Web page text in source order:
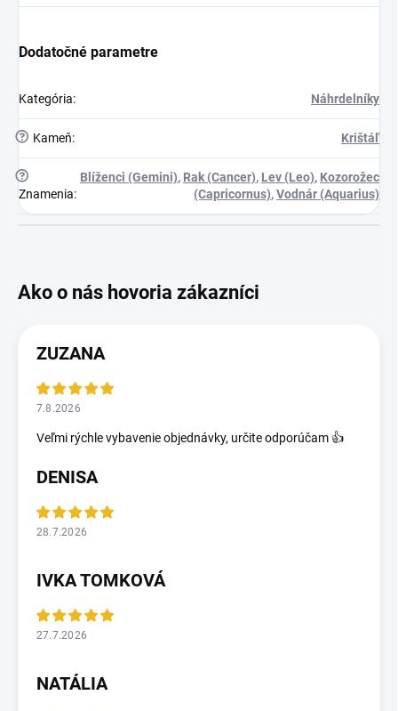
Dodatočné parametre
Kategória: Náhrdelníky
? Kameň: Krištáľ
?
Znamenia:
Blíženci (Gemini), Rak (Cancer), Lev (Leo), Kozorožec
(Capricornus),Vodnár (Aquarius)
ZUZANA
7.8.2026
Veľmi rýchle vybavenie objednávky, určite odporúčam 👍
DENISA
28.7.2026
IVKA TOMKOVÁ
27.7.2026
NATÁLIA